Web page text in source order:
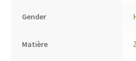
Gender
Matière